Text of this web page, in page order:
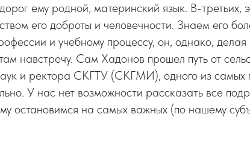
ему родной, материнский язык. В-третьих,
его доброты и человечности. Знаем его
и учебному процессу, он, однако,
навстречу. Сам Хадонов прошел путь от
и ректора СКГТУ (СКГМИ), одного из самых
У нас нет возможности рассказать все
остановимся на самых важных (по нашему